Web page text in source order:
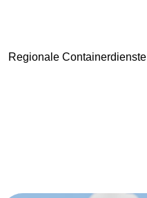
Regionale Containerdienste